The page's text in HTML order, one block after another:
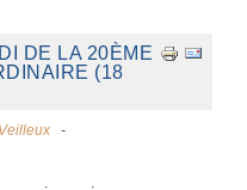
DE LA 20ÈME
(18